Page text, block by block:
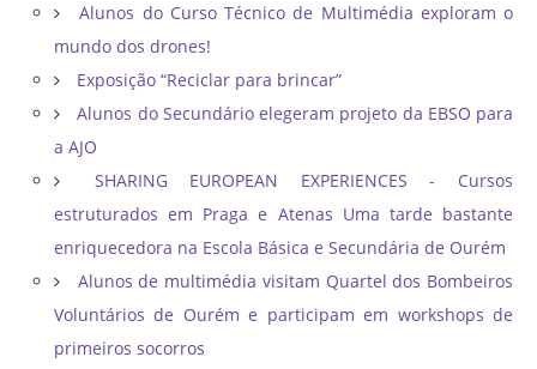
Alunos do Curso Técnico de Multimédia exploram o
mundo dos drones!
Exposição “Reciclar para brincar”
Alunos do Secundário elegeram projeto da EBSO para
a AJO
SHARING EUROPEAN EXPERIENCES - Cursos
estruturados em Praga e Atenas Uma tarde bastante
enriquecedora na Escola Básica e Secundária de Ourém
Alunos de multimédia visitam Quartel dos Bombeiros
Voluntários de Ourém e participam em workshops de
primeiros socorros